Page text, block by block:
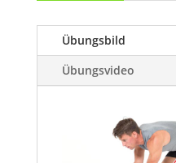
Übungsbild
Übungsvideo